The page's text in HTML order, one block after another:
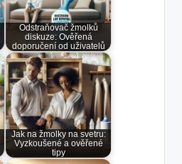
Odstraňovač žmolků
diskuze: Ověřená
doporučení od uživatelů
Jak na žmolky na svetru:
Vyzkoušené a ověřené
tipy